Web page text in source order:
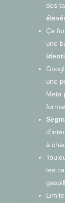
des
Ça
une
une
Meta
à
tes